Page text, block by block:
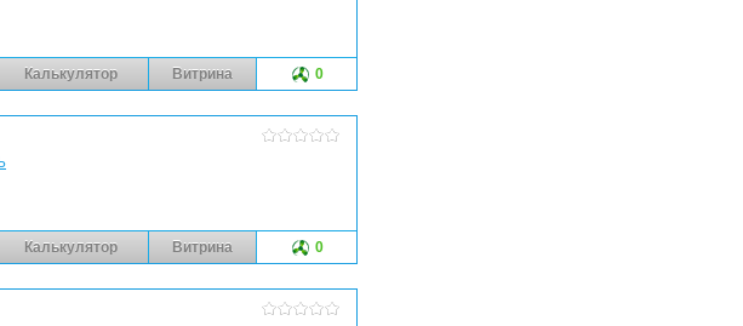
Калькулятор Витрина 0
Калькулятор Витрина 0